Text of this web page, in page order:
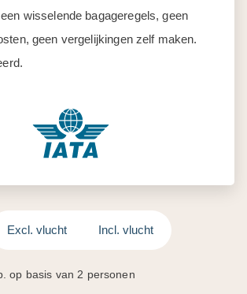
wisselende bagageregels, geen
geen vergelijkingen zelf maken.
Excl. vlucht Incl. vlucht
op basis van 2 personen